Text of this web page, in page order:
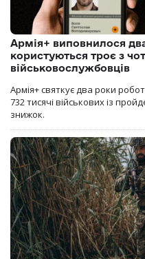
Армія+ виповнилося
користуються троє з
військовослужбовців
Армія+ святкує два роки
732 тисячі військових із
знижок.